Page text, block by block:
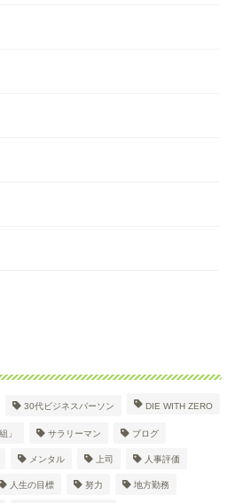
30代ビジネスパーソン DIE WITH ZERO
」 サラリーマン ブログ
メンタル 上司 人事評価
人生の目標 努力 地方勤務
大企業サラリーマン
Dのプロフィール